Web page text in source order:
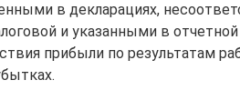
в декларациях,
и указанными в
прибыли по результатам